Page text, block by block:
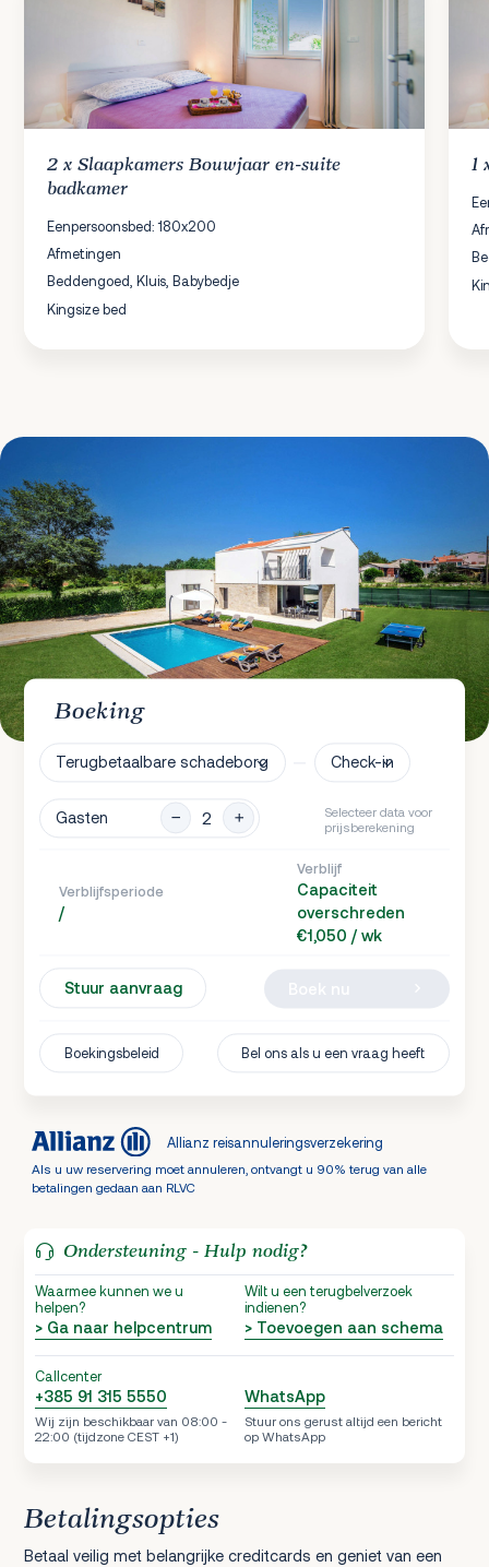
2 xSlaapkamers Bouwjaar en-suite
badkamer
Eenpersoonsbed: 180x200
Afmetingen
Beddengoed, Kluis, Babybedje
Kingsize bed
1
Boeking
Terugbetaalbare schadeborg Check-in
Gasten
Selecteer data voor
prijsberekening
Verblijfsperiode
/
Verblijf
Capaciteit
overschreden
€1,050 / wk
Stuur aanvraag
Boekingsbeleid Bel ons als u een vraag heeft
Allianz reisannuleringsverzekering
Als u uw reservering moet annuleren, ontvangt u 90% terug van alle
betalingen gedaan aan RLVC
Ondersteuning - Hulp nodig?
Waarmee kunnen we u
helpen?
> Ga naar helpcentrum
Wilt u een terugbelverzoek
indienen?
> Toevoegen aan schema
Callcenter
+385 91 315 5550
Wij zijn beschikbaar van 08:00 -
22:00 (tijdzone CEST +1)
WhatsApp
Stuur ons gerust altijd een bericht
op WhatsApp
Betalingsopties
Betaal veilig met belangrijke creditcards en geniet van een